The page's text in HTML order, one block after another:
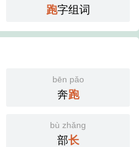
跑字组词
bēn pǎo
奔跑
bù zhǎng
部长